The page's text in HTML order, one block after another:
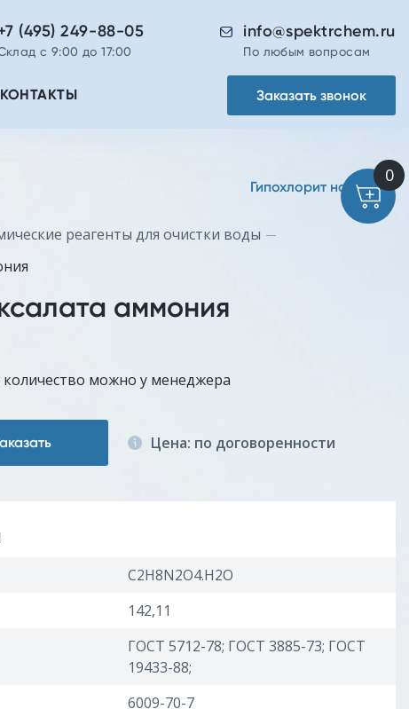
info@spektrchem.ru
По любым вопросам
(495) 249-88-05
с 9:00 до 17:00
КОНТАКТЫ Заказать звонок
Гипохлорит натрия
реагенты для очистки воды
аммония
можно у менеджера
Цена: по договоренности
C2H8N2O4.H2O
142,11
ГОСТ 5712-78; ГОСТ 3885-73; ГОСТ
19433-88;
6009-70-7